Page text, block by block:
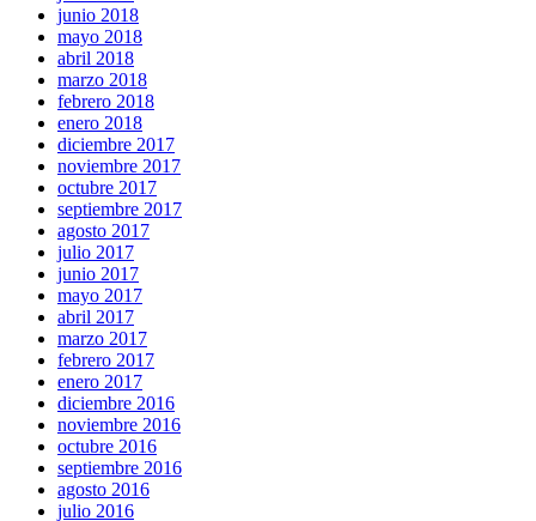
junio 2018
mayo 2018
abril 2018
marzo 2018
febrero 2018
enero 2018
diciembre 2017
noviembre 2017
octubre 2017
septiembre 2017
agosto 2017
julio 2017
junio 2017
mayo 2017
abril 2017
marzo 2017
febrero 2017
enero 2017
diciembre 2016
noviembre 2016
octubre 2016
septiembre 2016
agosto 2016
julio 2016